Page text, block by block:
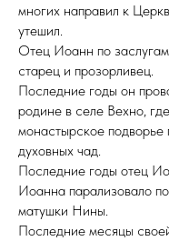
многих направил к
утешил.
Отец Иоанн по
старец и прозорливец.
Последние годы он
родине в селе Вехно,
монастырское подворье
духовных чад.
Последние годы отец
Иоанна парализовало
матушки Нины.
Последние месяцы